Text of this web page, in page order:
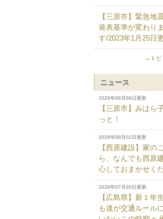
【三原市】緊急地
発表基準が変わりま
す/2023年1月25日
→トピ
ニュース
2026年08月06日更新
【三原市】みはら
っと！
2026年08月02日更新
【西原建設】家の
ら、なんでも西原
心しておまかせく
2026年07月30日更新
【広島県】新１年
も達が交通ルール